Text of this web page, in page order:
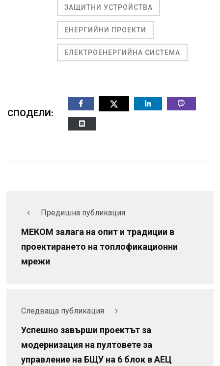
ЗАЩИТНИ УСТРОЙСТВА
ЕНЕРГИЙНИ ПРОЕКТИ
ЕЛЕКТРОЕНЕРГИЙНА СИСТЕМА
СПОДЕЛИ:
Предишна публикация
МЕКОМ залага на опит и традиции в
проектирането на топлофикационни
мрежи
Следваща публикация
Успешно завърши проектът за
модернизация на пултовете за
управление на БЩУ на 6 блок в АЕЦ